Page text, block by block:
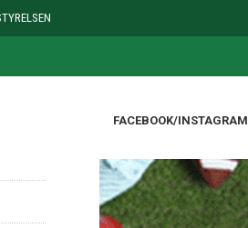
FACEBOOK/INSTAGRAM